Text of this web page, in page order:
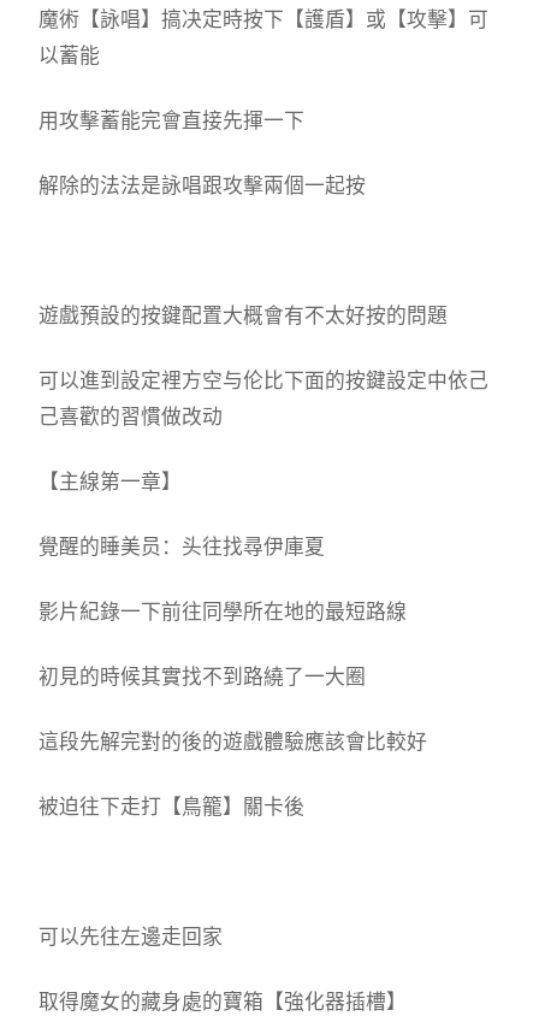
魔術【詠唱】搞决定時按下【護盾】或【攻擊】可
以蓄能
用攻擊蓄能完會直接先揮一下
解除的法法是詠唱跟攻擊兩個一起按
遊戲預設的按鍵配置大概會有不太好按的問題
可以進到設定裡方空与伦比下面的按鍵設定中依己
己喜歡的習慣做改动
【主線第一章】
覺醒的睡美员：头往找尋伊庫夏
影片紀錄一下前往同學所在地的最短路線
初見的時候其實找不到路繞了一大圈
這段先解完對的後的遊戲體驗應該會比較好
被迫往下走打【鳥籠】關卡後
可以先往左邊走回家
取得魔女的藏身處的寶箱【強化器插槽】